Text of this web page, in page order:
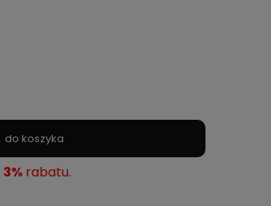
do koszyka
3%rabatu.